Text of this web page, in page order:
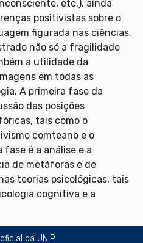
etc.), ainda
positivistas sobre o
figurada nas ciências.
não só a fragilidade
a utilidade da
em todas as
A primeira fase da
das posições
tais como o
comteano e o
é a análise e a
de metáforas e de
teorias psicológicas, tais
cognitiva e a
da UNIP